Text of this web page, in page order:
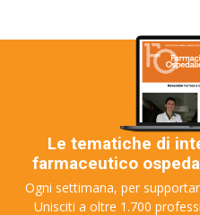
Le tematiche di
farmaceutico
Ogni settimana, per
Unisciti a oltre 1.700